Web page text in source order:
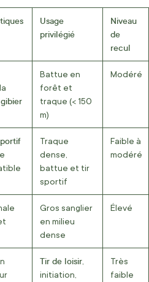
Usage
privilégié
Niveau
de
recul
Battue en
forêt et
traque (< 150
m)
Modéré
Traque
dense,
battue et tir
sportif
Faible à
modéré
Gros sanglier
en milieu
dense
Élevé
Tir de loisir
initiation,
Très
faible